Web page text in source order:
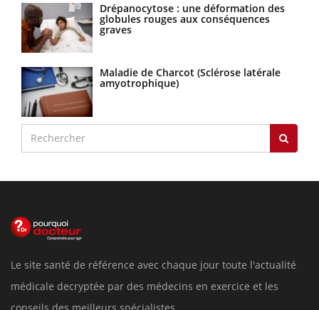
Drépanocytose : une déformation des
globules rouges aux conséquences
graves
Maladie de Charcot (Sclérose latérale
amyotrophique)
Le site santé de référence avec chaque jour toute l'actualité
médicale decryptée par des médecins en exercice et les